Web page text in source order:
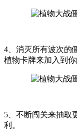
4、消灭所有波次的
植物卡牌来加入到你
5、不断闯关来抽取
利。